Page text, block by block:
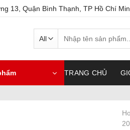
13, Quận Bình Thạnh, TP Hồ Chí
Search
for:
TRANG CHỦ